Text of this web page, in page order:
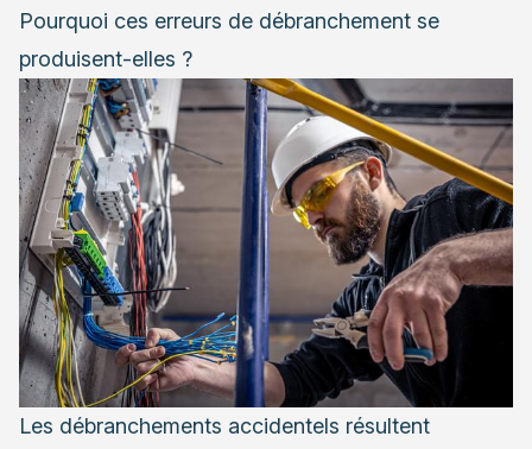
Pourquoi ces erreurs de débranchement se
produisent-elles ?
Les débranchements accidentels résultent